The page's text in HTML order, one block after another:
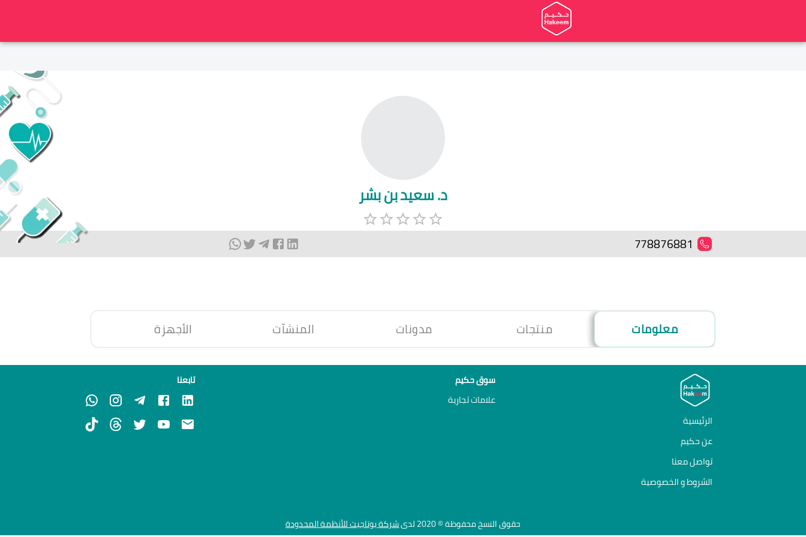
د. سعيد بن بشر
778876881
معلومات منتجات مدونات المنشآت الأجهزة
الرئيسية
عن حكيم
تواصل معنا
الشروط و الخصوصية
سوق حكيم
علامات تجارية
تابعنا
حقوق النسخ محفوظة © 2020 لدى شركة يوتاجيت للأنظمة المحدودة